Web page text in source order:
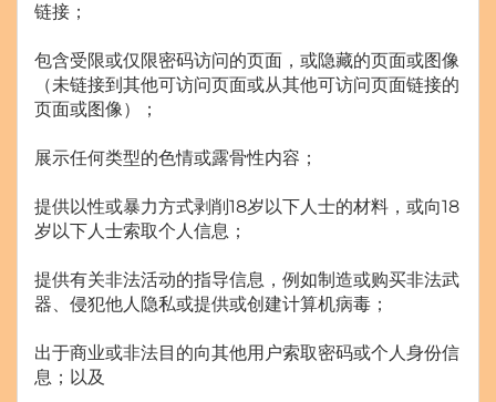
链接；
包含受限或仅限密码访问的页面，或隐藏的页面或图像
（未链接到其他可访问页面或从其他可访问页面链接的
页面或图像）；
展示任何类型的色情或露骨性内容；
提供以性或暴力方式剥削18岁以下人士的材料，或向18
岁以下人士索取个人信息；
提供有关非法活动的指导信息，例如制造或购买非法武
器、侵犯他人隐私或提供或创建计算机病毒；
出于商业或非法目的向其他用户索取密码或个人身份信
息；以及